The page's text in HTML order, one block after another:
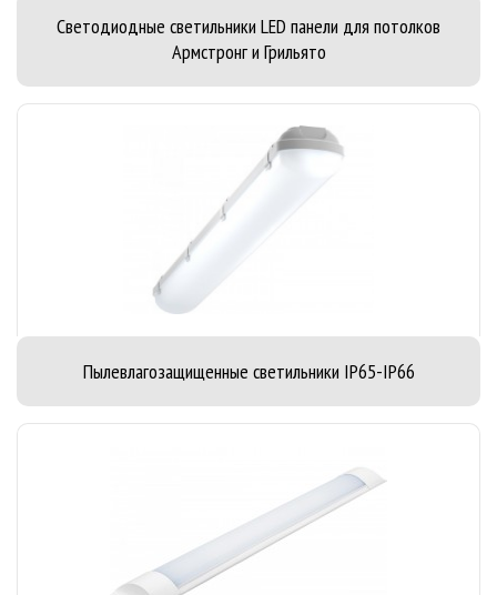
Светодиодные светильники LED панели для потолков
Армстронг и Грильято
Пылевлагозащищенные светильники IP65-IP66